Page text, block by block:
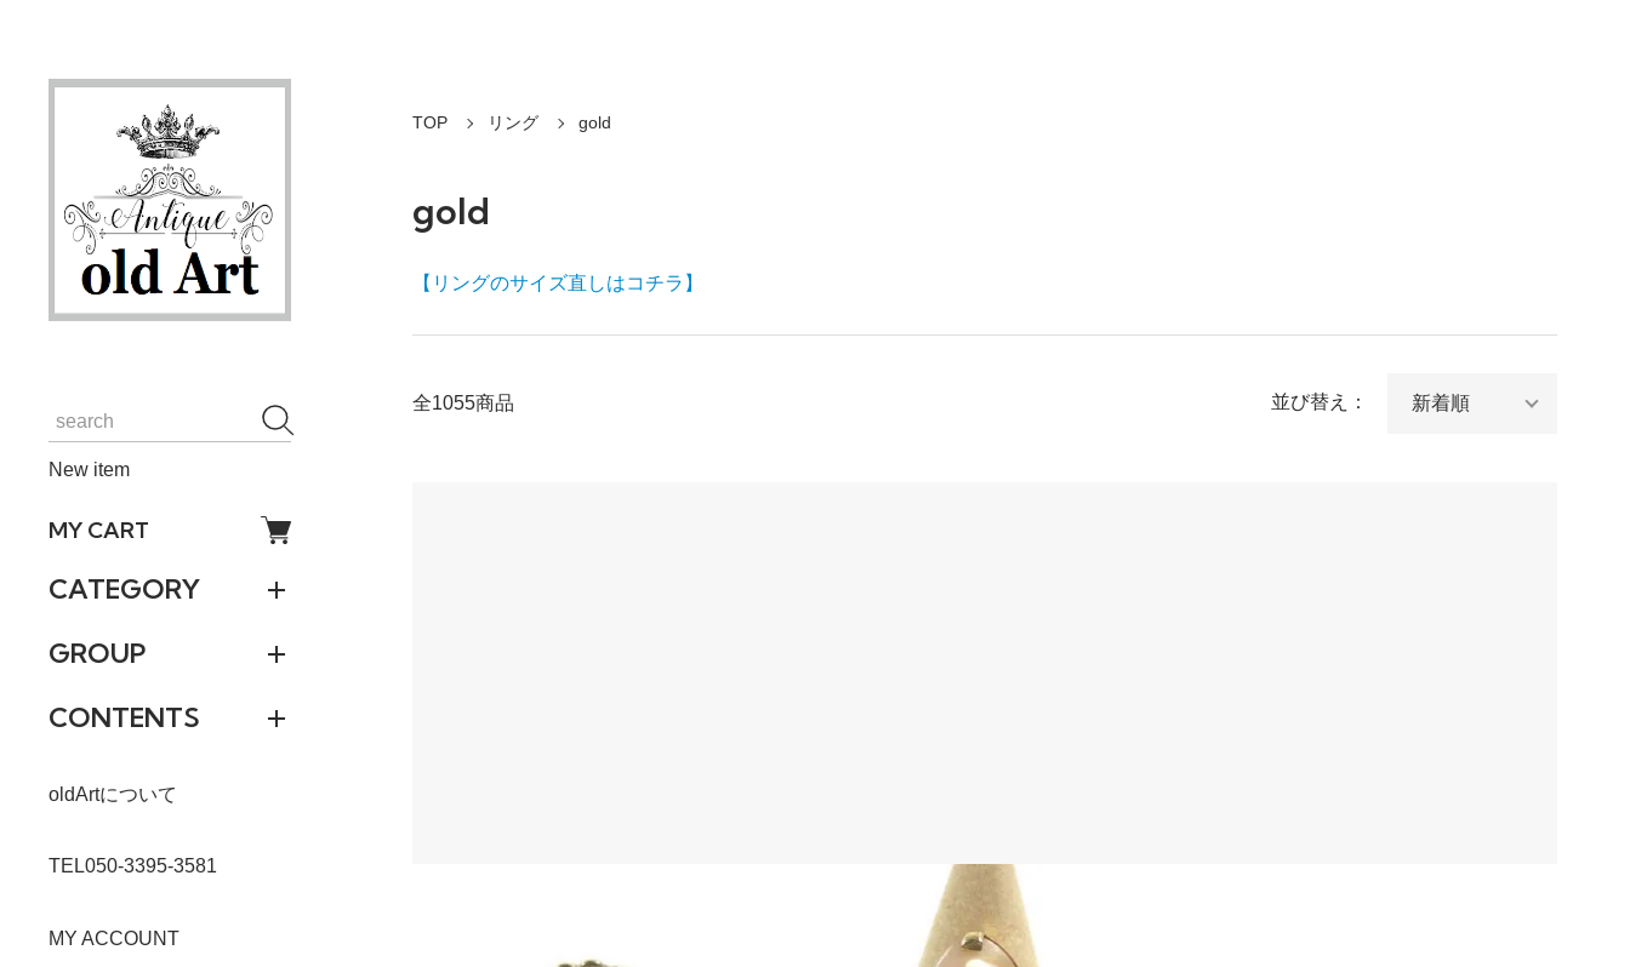
New item
MY CART
CATEGORY
GROUP
CONTENTS
oldArtについて
TEL050-3395-3581
MY ACCOUNT
TOP リング gold
gold
【リングのサイズ直しはコチラ】
全1055商品 並び替え：